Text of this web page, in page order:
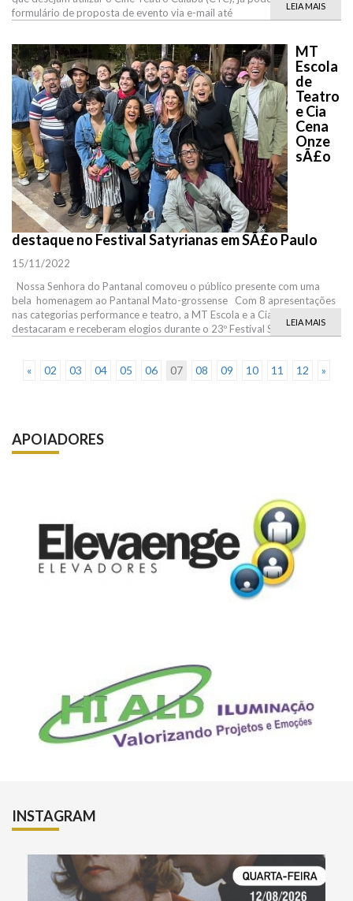
formulário de proposta de evento via e-mail até
LEIA MAIS
MT
Escola
de
Teatro
e Cia
Cena
Onze
sÃ£o
destaque no Festival Satyrianas em SÃ£o Paulo
15/11/2022
Nossa Senhora do Pantanal comoveu o público presente com uma
bela homenagem ao Pantanal Mato-grossense Com 8 apresentações
nas categorias performance e teatro, a MT Escola e a Cia Cena Onze se
destacaram e receberam elogios durante o 23º Festival Satyrianas, que
LEIA MAIS
« 02 03 04 05 06 07 08 09 10 11 12 »
APOIADORES
INSTAGRAM